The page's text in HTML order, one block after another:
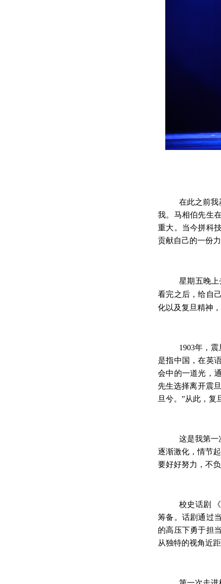
在此之前我
我。马相伯先生
重大。当今拼科
贡献自己的一份
星期五晚
看完之后，给自
化以及复旦精神
1903年，震
是指中国，在英
会中的一道光，
先生选择离开震
旦兮。”从此，
这是我第一
逐渐激化，情节
要好好努力，不
校史话剧
筹备。话剧通过
的高压下勇于担
从独特的视角近